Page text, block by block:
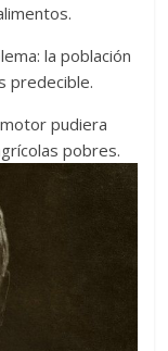
la población
predecible.
pudiera
pobres.